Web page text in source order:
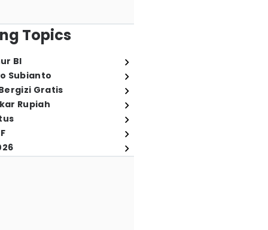
Topics
BI
Subianto
Gratis
Rupiah